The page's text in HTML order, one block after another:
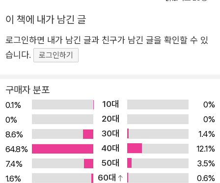
로 아이들에게 물리 개념을 보여주기 위해 물리 개념이 살아
실제 살아있는 물리 개념에 ‘이데아’라는 이름을 붙였습니다.
이데아들은 김상욱 아저씨와 건우, 태리, 해나 주변에서 자
<물리박사 김상욱의 수상한 연구실> 시리즈를 통해 어린이
들은 이데아들이 일으키는 흥미로운 현상들을 함께 경험해
나가며 각각의 물리 개념을 자연스럽게 학습할 뿐만 아니라
각각의 물리 개념들이 얼마나 우리 삶에 밀접한 연관이 있는
지 배울 것입니다. 더 나아가 각각의 물리 개념의 특성을 최
대한 잘 구현해 내면서도 매력적이고 귀여운 이데아 캐릭터
들을 보며 어린이들은 물리에 한 걸음 더 친숙하게 다가갈
이 책에 내가 남긴 글
로그인하면 내가 남긴 글과 친구가 남긴 글을 확인할 수 있
습니다.
로그인하기
구매자 분포
0.1% 10대
0%
0%
20대
0%
8.6%
30대
1.4%
64.8%
40대
12.1%
7.4%
50대
3.5%
1.6%
60대 0.6%